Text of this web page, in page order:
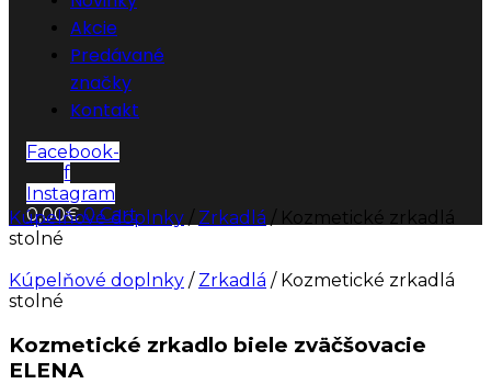
Akcie
Predávané
značky
Kontakt
Facebook-
f
Instagram
0,00€ 0 Cart
Kúpelňové doplnky / Zrkadlá / Kozmetické zrkadlá
stolné
Kúpelňové doplnky / Zrkadlá / Kozmetické zrkadlá
stolné
Kozmetické zrkadlo biele zväčšovacie
ELENA